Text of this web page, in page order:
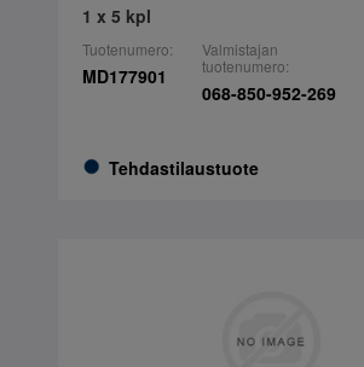
1 x 5 kpl
Tuotenumero:
MD177901
Tehdastilaustuote
Valmistajan
tuotenumero:
068-850-952-269